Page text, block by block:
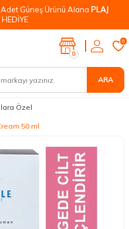
Güneş Ürünü Alana PLAJ
HEDİYE
ARA
0
0
Özel
50 ml